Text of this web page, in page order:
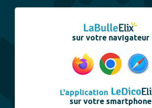
sur votre navigateur
L'application
sur votre smartphone